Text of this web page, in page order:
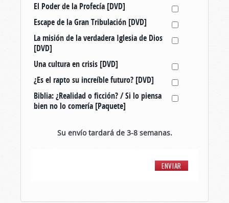
El Poder de la Profecía [DVD]
Escape de la Gran Tribulación [DVD]
La misión de la verdadera Iglesia de Dios
[DVD]
Una cultura en crisis [DVD]
¿Es el rapto su increíble futuro? [DVD]
Biblia: ¿Realidad o ficción? / Si lo piensa
bien no lo comería [Paquete]
Su envío tardará de 3-8 semanas.